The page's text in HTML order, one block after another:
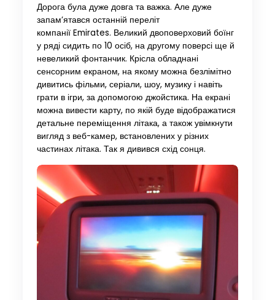
Дорога була дуже довга та важка. Але дуже
запам’ятався останній переліт
компанії Emirates. Великий двоповерховий боїнг
у ряді сидить по 10 осіб, на другому поверсі ще й
невеликий фонтанчик. Крісла обладнані
сенсорним екраном, на якому можна безлімітно
дивитись фільми, серіали, шоу, музику і навіть
грати в ігри, за допомогою джойстика. На екрані
можна вивести карту, по якій буде відображатися
детальне переміщення літака, а також увімкнути
вигляд з веб-камер, встановлених у різних
частинах літака. Так я дивився схід сонця.